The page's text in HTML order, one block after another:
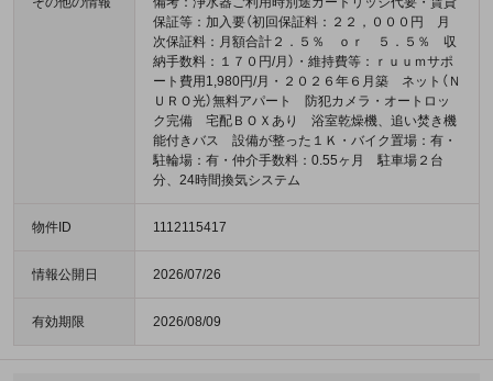
保証等：加入要（初回保証料：２２，０００円 月
次保証料：月額合計２．５％ ｏｒ ５．５％ 収
納手数料：１７０円/月）・維持費等：ｒｕｕｍサポ
ート費用1,980円/月・２０２６年６月築 ネット（Ｎ
ＵＲＯ光）無料アパート 防犯カメラ・オートロッ
ク完備 宅配ＢＯＸあり 浴室乾燥機、追い焚き機
能付きバス 設備が整った１Ｋ・バイク置場：有・
駐輪場：有・仲介手数料：0.55ヶ月 駐車場２台
分、24時間換気システム
物件ID 1112115417
情報公開日 2026/07/26
有効期限 2026/08/09